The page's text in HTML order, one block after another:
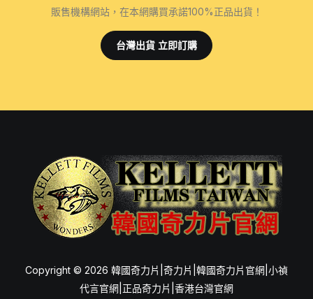
販售機構網站，在本網購買承諾100%正品出貨！
台灣出貨 立即訂購
Copyright © 2026 韓國奇力片|奇力片|韓國奇力片官網|小禎
代言官網|正品奇力片|香港台灣官網